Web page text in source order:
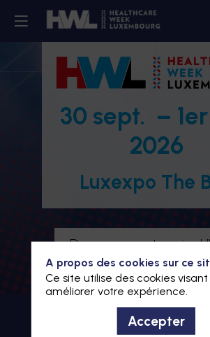
30 sept. –
2026
Luxexpo The
Devenez partenaire
Je m'inscris à
A propos des cookies sur ce
Ce site utilise des cookies visant
améliorer votre expérience.
Accepter